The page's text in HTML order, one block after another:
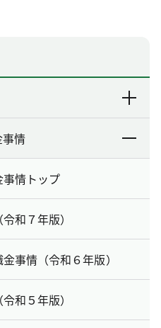
情
情トップ
和７年版）
事情（令和６年版）
和５年版）